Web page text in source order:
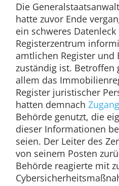
Die
hatte zuvor Ende
ein schweres
Registerzentrum
amtlichen Register und
zuständig ist. Betroffen
allem das
Register juristischer
hatten demnach
Behörde genutzt, die
dieser Informationen
seien. Der Leiter des
von seinem Posten
Behörde reagierte mit